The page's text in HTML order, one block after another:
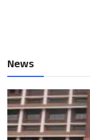
News